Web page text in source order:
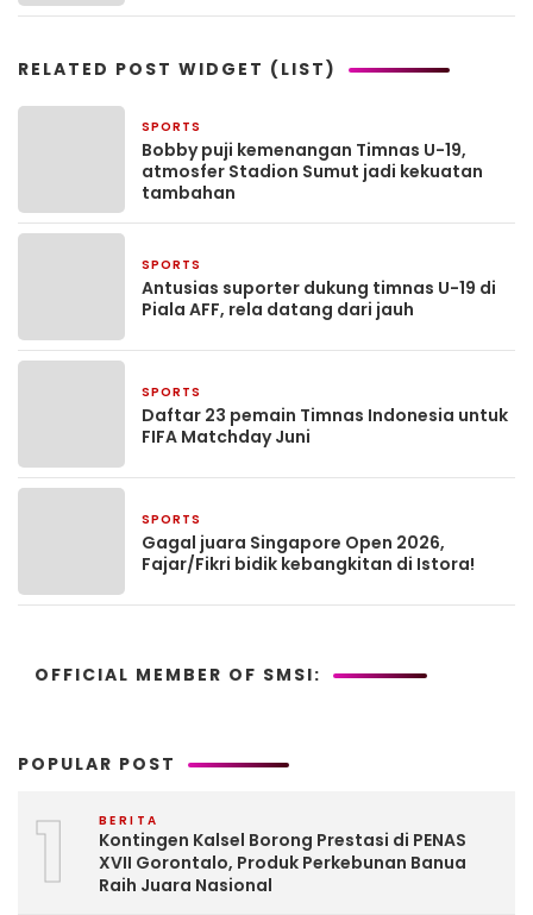
RELATED POST WIDGET (LIST)
SPORTS
Bobby puji kemenangan Timnas U-19,
atmosfer Stadion Sumut jadi kekuatan
tambahan
SPORTS
Antusias suporter dukung timnas U-19 di
Piala AFF, rela datang dari jauh
SPORTS
Daftar 23 pemain Timnas Indonesia untuk
FIFA Matchday Juni
SPORTS
Gagal juara Singapore Open 2026,
Fajar/Fikri bidik kebangkitan di Istora!
OFFICIAL MEMBER OF SMSI:
POPULAR POST
1 BERITA
Kontingen Kalsel Borong Prestasi di PENAS
XVII Gorontalo, Produk Perkebunan Banua
Raih Juara Nasional